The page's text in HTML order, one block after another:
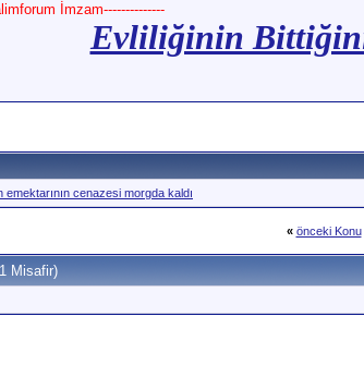
İmzam--------------
Evliliğinin Bittiğini
emektarının cenazesi morgda kaldı
« önceki Konu
Misafir)